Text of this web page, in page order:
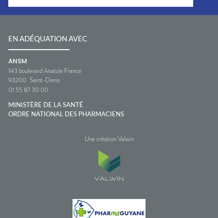
EN ADÉQUATION AVEC
ANSM
143 boulevard Anatole France
93200 Saint-Denis
01 55 87 30 00
MINISTÈRE DE LA SANTÉ
ORDRE NATIONAL DES PHARMACIENS
Une création Valwin